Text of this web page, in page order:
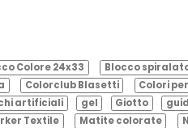
Colore 24x33 Blocco
Colorclub Blasetti Colori
artificiali gel Giotto
Textile Matite colorate